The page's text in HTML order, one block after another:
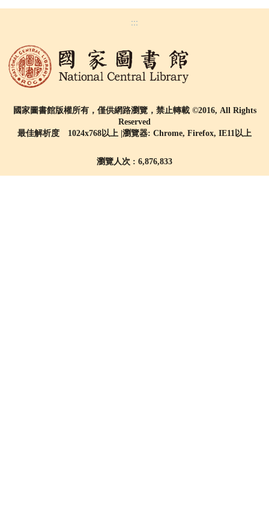
:::
國家圖書館版權所有，僅供網路瀏覽，禁止轉載 ©2016, All Rights
Reserved
最佳解析度 1024x768以上 |瀏覽器: Chrome, Firefox, IE11以上
瀏覽人次 : 6,876,833